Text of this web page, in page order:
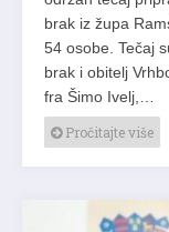
brak iz župa
54 osobe. Tečaj
brak i obitelj
fra Šimo Ivelj,…
Pročitajte više